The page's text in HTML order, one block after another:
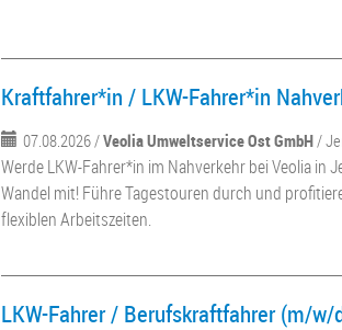
Kraftfahrer*in / LKW-Fahrer*in
07.08.2026 /Veolia Umweltservice Ost GmbH/
Werde LKW-Fahrer*in im Nahverkehr bei Veolia in
Wandel mit! Führe Tagestouren durch und
flexiblen Arbeitszeiten.
LKW-Fahrer / Berufskraftfahrer (m/w/